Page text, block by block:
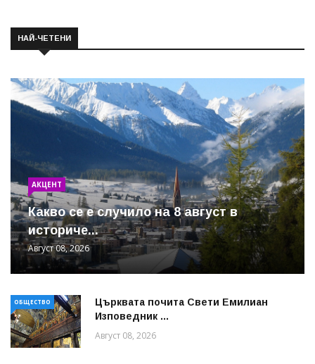
НАЙ-ЧЕТЕНИ
АКЦЕНТ
Какво се е случило на 8 август в
историче...
Август 08, 2026
ОБЩЕСТВО
Църквата почита Свeти Емилиан
Изповедник ...
Август 08, 2026